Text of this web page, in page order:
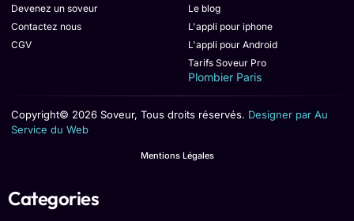
Devenez un soveur
Contactez nous
CGV
Le blog
L'appli pour iphone
L'appli pour Android
Tarifs Soveur Pro
Plombier Paris
Copyright© 2026 Soveur, Tous droits réservés. Designer par Au
Service du Web
Mentions Légales
Categories